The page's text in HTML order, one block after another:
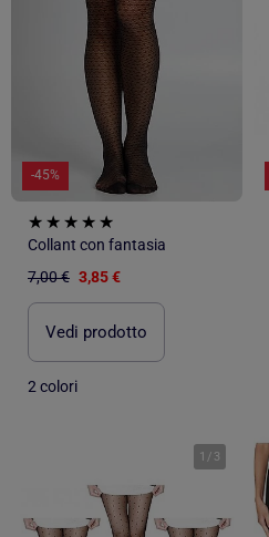
-45%
Collant con fantasia
7,00 € 3,85 €
Vedi prodotto
2 colori
1 / 3